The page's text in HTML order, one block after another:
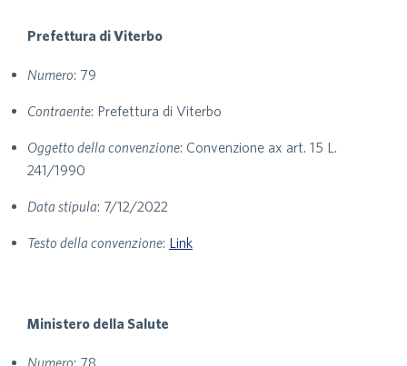
Prefettura di Viterbo
Numero: 79
Contraente: Prefettura di Viterbo
Oggetto della convenzione: Convenzione ax art. 15 L.
241/1990
Data stipula: 7/12/2022
Testo della convenzione: Link
Ministero della Salute
Numero: 78